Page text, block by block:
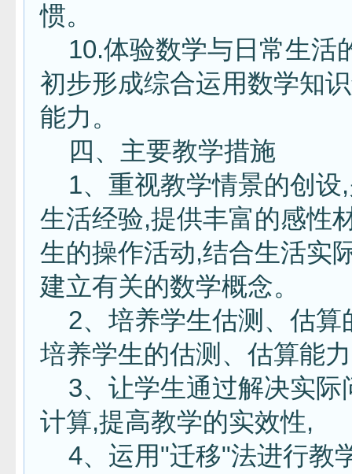
惯。
10.体验数学与日常生活
初步形成综合运用数学知
能力。
四、主要教学措施
1、重视教学情景的创设
生活经验,提供丰富的感性
生的操作活动,结合生活实
建立有关的数学概念。
2、培养学生估测、估算
培养学生的估测、估算能
3、让学生通过解决实际
计算,提高教学的实效性,
4、运用"迁移"法进行教